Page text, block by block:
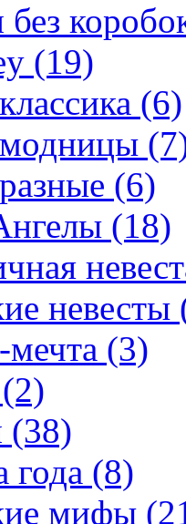
без
(19)
(6)
(6)
(18)
невесты
мечта (3)
(38)
года (8)
мифы